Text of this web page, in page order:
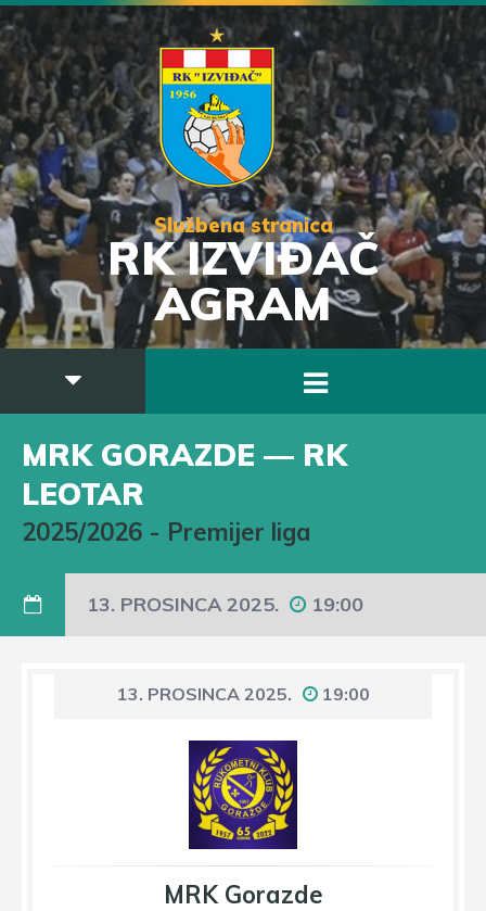
Službena stranica
RK IZVIĐAČ
AGRAM
MRK GORAZDE — RK
LEOTAR
2025/2026 - Premijer liga
13. PROSINCA 2025. 19:00
13. PROSINCA 2025. 19:00
MRK Gorazde